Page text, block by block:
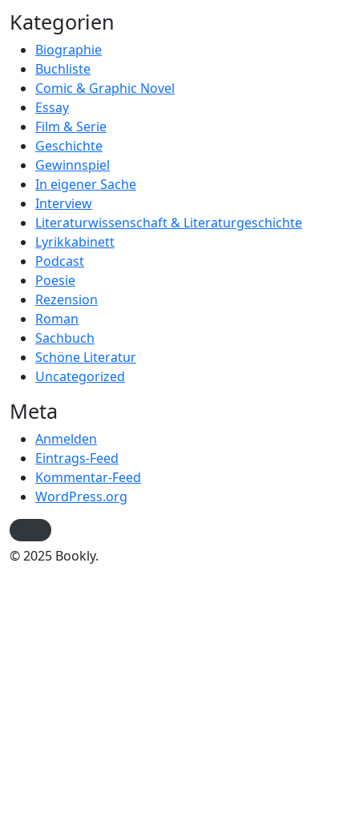
Kategorien
Biographie
Buchliste
Comic & Graphic Novel
Essay
Film & Serie
Geschichte
Gewinnspiel
In eigener Sache
Interview
Literaturwissenschaft & Literaturgeschichte
Lyrikkabinett
Podcast
Poesie
Rezension
Roman
Sachbuch
Schöne Literatur
Uncategorized
Meta
Anmelden
Eintrags-Feed
Kommentar-Feed
WordPress.org
© 2025 Bookly.